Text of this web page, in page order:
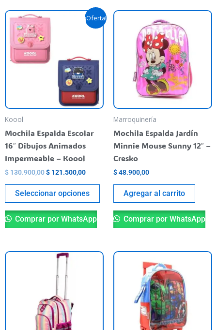
¡Oferta!
Koool
Mochila Espalda Escolar
16″ Dibujos Animados
Impermeable – Koool
$130.900,00
El
precio
$ 130.900,00.
$ 121.500,00
El
precio
actual
Seleccionar opciones
Este
producto
se
pueden
elegir
página
producto
Comprar por WhatsApp
Marroquinería
Mochila Espalda Jardín
Minnie Mouse Sunny 12″ –
Cresko
$48.900,00
Agregar al carrito
Comprar por WhatsApp